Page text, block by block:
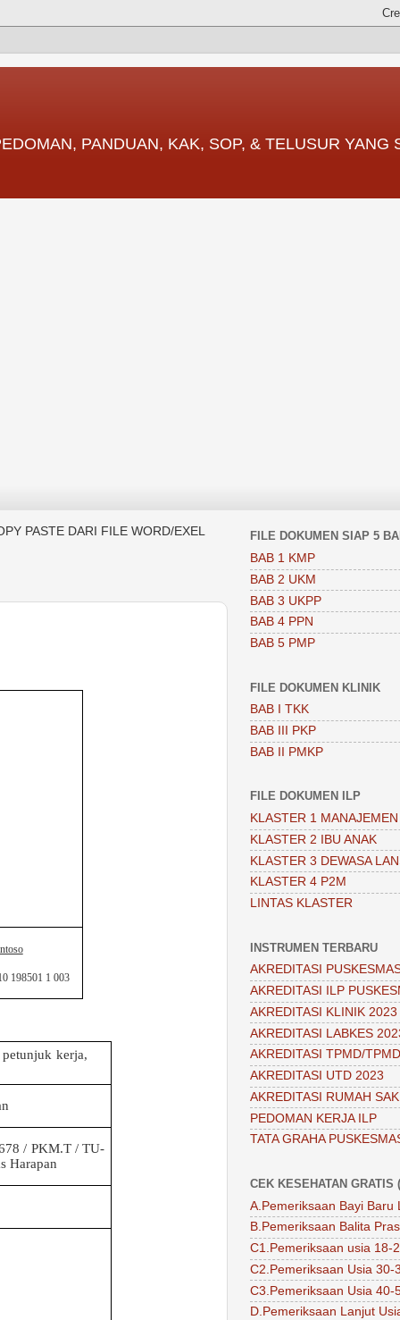
PANDUAN, KAK, SOP, & TELUSUR YANG
PASTE DARI FILE WORD/EXEL
198501 1 003
kerja,
/ PKM.T / TU-
Harapan
FILE DOKUMEN SIAP 5
BAB 1 KMP
BAB 2 UKM
BAB 3 UKPP
BAB 4 PPN
BAB 5 PMP
FILE DOKUMEN KLINIK
BAB I TKK
BAB III PKP
BAB II PMKP
FILE DOKUMEN ILP
KLASTER 1 MANAJEMEN
KLASTER 2 IBU ANAK
KLASTER 3 DEWASA
KLASTER 4 P2M
LINTAS KLASTER
INSTRUMEN TERBARU
AKREDITASI
AKREDITASI ILP
AKREDITASI KLINIK 2023
AKREDITASI LABKES
AKREDITASI TPMD/
AKREDITASI UTD 2023
AKREDITASI RUMAH
PEDOMAN KERJA ILP
TATA GRAHA
CEK KESEHATAN GRATIS
A.Pemeriksaan Bayi Baru
B.Pemeriksaan Balita
C1.Pemeriksaan usia 18-
C2.Pemeriksaan Usia 30-
C3.Pemeriksaan Usia 40-
D.Pemeriksaan Lanjut